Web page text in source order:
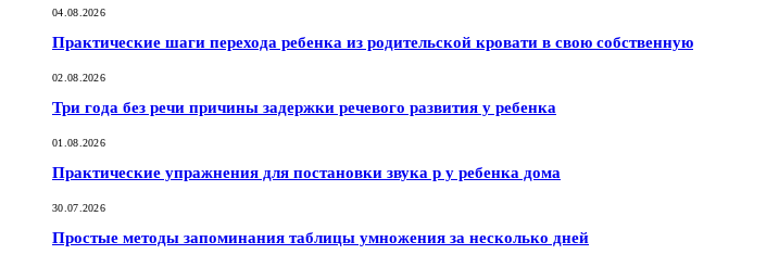
04.08.2026
Практические шаги перехода ребенка из родительской кровати в свою собственную
02.08.2026
Три года без речи причины задержки речевого развития у ребенка
01.08.2026
Практические упражнения для постановки звука р у ребенка дома
30.07.2026
Простые методы запоминания таблицы умножения за несколько дней